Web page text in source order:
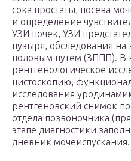
сока простаты, посева
и определение
УЗИ почек, УЗИ
пузыря, обследования
половым путем (ЗППП). В
рентгенологическое
цистоскопию,
исследования
рентгеновский снимок
отдела позвоночника
этапе диагностики
дневник мочеиспускания.